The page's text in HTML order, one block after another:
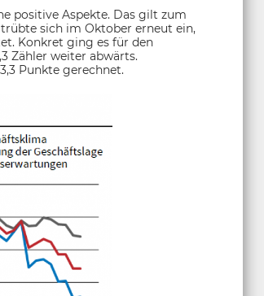
positive Aspekte. Das gilt zum
sich im Oktober erneut ein,
Konkret ging es für den
Zähler weiter abwärts.
Punkte gerechnet.